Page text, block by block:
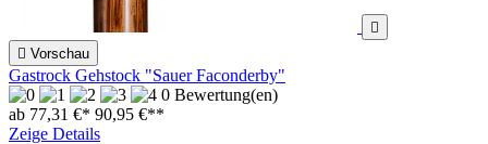

 Vorschau
Gastrock Gehstock "Sauer Faconderby"
0 Bewertung(en)
ab 77,31 €* 90,95 €**
Zeige Details